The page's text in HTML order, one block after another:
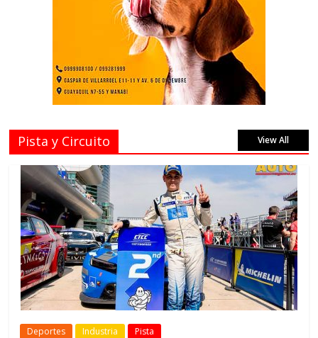
Pista y Circuito View All
Deportes Industria Pista